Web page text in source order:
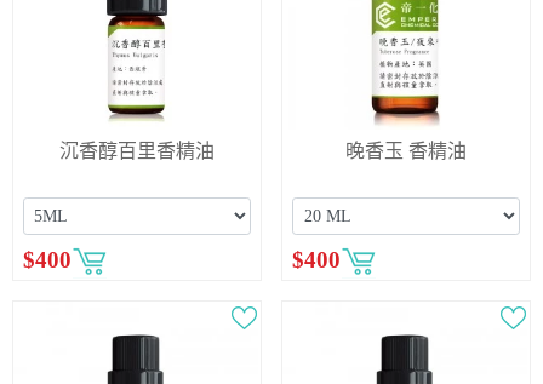
沉香醇百里香精油
$400
晚香玉 香精油
$400